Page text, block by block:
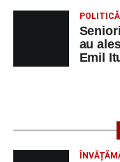
POLITICĂ
au
Emil